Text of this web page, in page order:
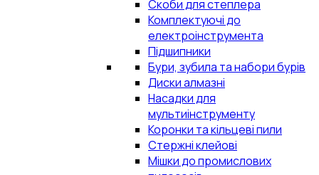
Скоби для степлера
Комплектуючі до
електроінструмента
Підшипники
Бури, зубила та набори бурів
Диски алмазні
Насадки для
мультиінструменту
Коронки та кільцеві пили
Стержні клейові
Мішки до промислових